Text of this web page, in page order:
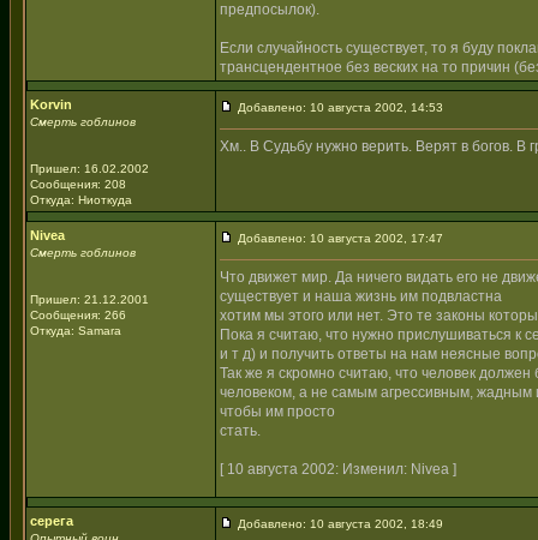
предпосылок).
Если случайность существует, то я буду
трансцендентное без веских на то причин
Korvin
Смерть гоблинов
Пришел: 16.02.2002
Сообщения: 208
Откуда: Ниоткуда
Добавлено: 10 августа 2002, 14:53
Хм.. В Судьбу нужно верить. Верят в богов. В
Nivea
Смерть гоблинов
Пришел: 21.12.2001
Сообщения: 266
Откуда: Samara
Добавлено: 10 августа 2002, 17:47
Что движет мир. Да ничего видать его не
существует и наша жизнь им подвластна
хотим мы этого или нет. Это те законы
Пока я считаю, что нужно прислушиваться к
и т д) и получить ответы на нам неясные
Так же я скромно считаю, что человек должен
человеком, а не самым агрессивным,
чтобы им просто
стать.
[ 10 августа 2002: Изменил: Nivea ]
серега Добавлено: 10 августа 2002, 18:49